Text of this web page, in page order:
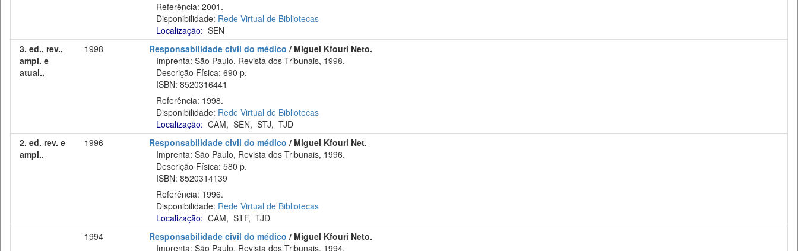
Referência: 2001.
Disponibilidade: Rede Virtual de Bibliotecas
Localização: SEN
3. ed., rev.,
ampl. e
atual..
1998 Responsabilidade civil do médico / Miguel Kfouri Neto.
Imprenta: São Paulo, Revista dos Tribunais, 1998.
Descrição Física: 690 p.
ISBN: 8520316441
Referência: 1998.
Disponibilidade: Rede Virtual de Bibliotecas
Localização: CAM, SEN, STJ, TJD
2. ed. rev. e
ampl..
1996 Responsabilidade civil do médico / Miguel Kfouri Net.
Imprenta: São Paulo, Revista dos Tribunais, 1996.
Descrição Física: 580 p.
ISBN: 8520314139
Referência: 1996.
Disponibilidade: Rede Virtual de Bibliotecas
Localização: CAM, STF, TJD
1994
Responsabilidade civil do médico / Miguel Kfouri Neto.
Imprenta: São Paulo, Revista dos Tribunais, 1994.